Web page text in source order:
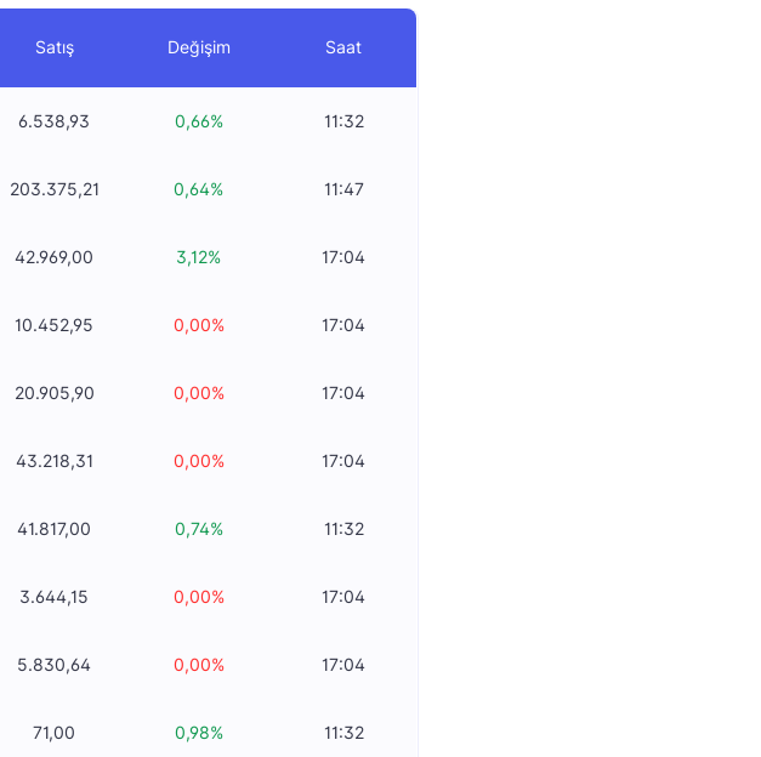
Satış Değişim Saat
6.538,93 0,66% 11:32
203.375,21 0,64% 11:47
42.969,00 3,12% 17:04
10.452,95 0,00% 17:04
20.905,90 0,00% 17:04
43.218,31 0,00% 17:04
41.817,00 0,74% 11:32
3.644,15 0,00% 17:04
5.830,64 0,00% 17:04
71,00 0,98% 11:32